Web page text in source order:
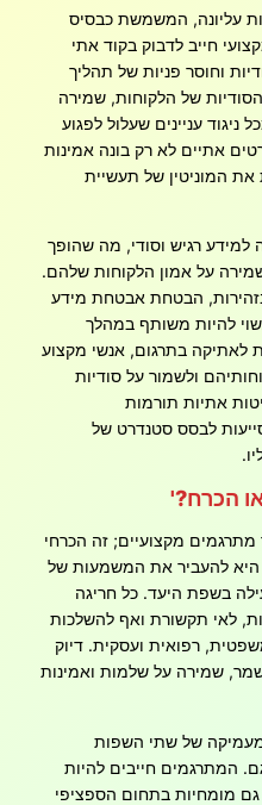
עליונה, המשמשת כבסיס
חייב לדבוק בקוד אתי
וחוסר פניות של תהליך
של הלקוחות, שמירה
עניינים שעלול לפגוע
אתיים לא רק בונה אמינות
המוניטין של תעשיית
למידע רגיש וסודי, מה שהופך
על אמון הלקוחות שלהם.
הבטחת אבטחת מידע
להיות משותף במהלך
לאתיקה בתרגום, אנשי מקצוע
ולשמור על סודיות
אתיות תורמות
לבסס סטנדרט של
מתרגמים מקצועיים; זה הכרחי
להעביר את המשמעות של
בשפת היעד. כל חריגה
לאי תקשורת ואף להשלכות
רפואית ועסקית. דיוק
שמירה על שלמות ואמינות
של שתי השפות
המתרגמים חייבים להיות
גם מומחיות בתחום הספציפי